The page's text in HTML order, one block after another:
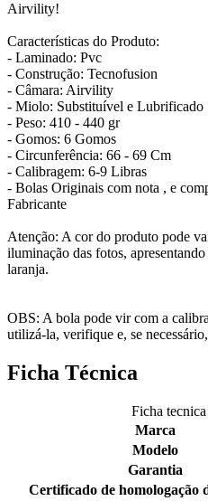
Airvility!
Características do Produto:
- Laminado: Pvc
- Construção: Tecnofusion
- Câmara: Airvility
- Miolo: Substituível e Lubrificado
- Peso: 410 - 440 gr
- Gomos: 6 Gomos
- Circunferência: 66 - 69 Cm
- Calibragem: 6-9 Libras
- Bolas Originais com nota , e
Fabricante
Atenção: A cor do produto pode
iluminação das fotos,
laranja.
OBS: A bola pode vir com a
utilizá-la, verifique e, se
Ficha Técnica
Ficha
Marca
Modelo
Garantia
Certificado de homologação